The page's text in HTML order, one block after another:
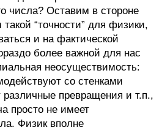
числа? Оставим в стороне
“точности” для физики,
и на фактической
более важной для нас
неосуществимость:
со стенками
превращения и т.п.,
просто не имеет
Физик вполне